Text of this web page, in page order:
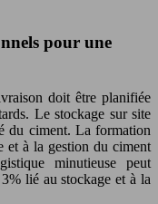
pour une
doit être planifiée
Le stockage sur site
du ciment. La formation
et à la gestion du ciment
minutieuse peut
lié au stockage et à la